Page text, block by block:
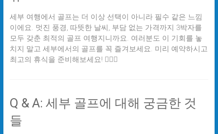
세부 여행에서 골프는 더 이상 선택이 아니라 필수 같은 느낌
이에요. 멋진 풍경, 따뜻한 날씨, 부담 없는 가격까지 3박자를
모두 갖춘 최적의 골프 여행지니까요. 여러분도 이 기회를 놓
치지 말고 세부에서의 골프를 꼭 즐겨보세요. 미리 예약하시고
최고의 휴식을 준비해보세요! 🏌️‍♀️💨
Q & A: 세부 골프에 대해 궁금한 것
들